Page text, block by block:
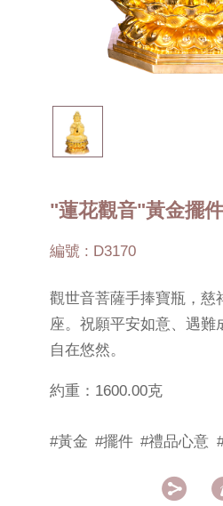
"蓮花觀音"黃金擺件
編號 : D3170
觀世音菩薩手捧寶瓶，慈
座。祝願平安如意、遇難
自在悠然。
約重：1600.00克
#黃金 #擺件 #禮品心意
